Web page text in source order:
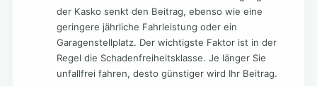
der Kasko senkt den Beitrag, ebenso wie eine
geringere jährliche Fahrleistung oder ein
Garagenstellplatz. Der wichtigste Faktor ist in der
Regel die Schadenfreiheitsklasse. Je länger Sie
unfallfrei fahren, desto günstiger wird Ihr Beitrag.